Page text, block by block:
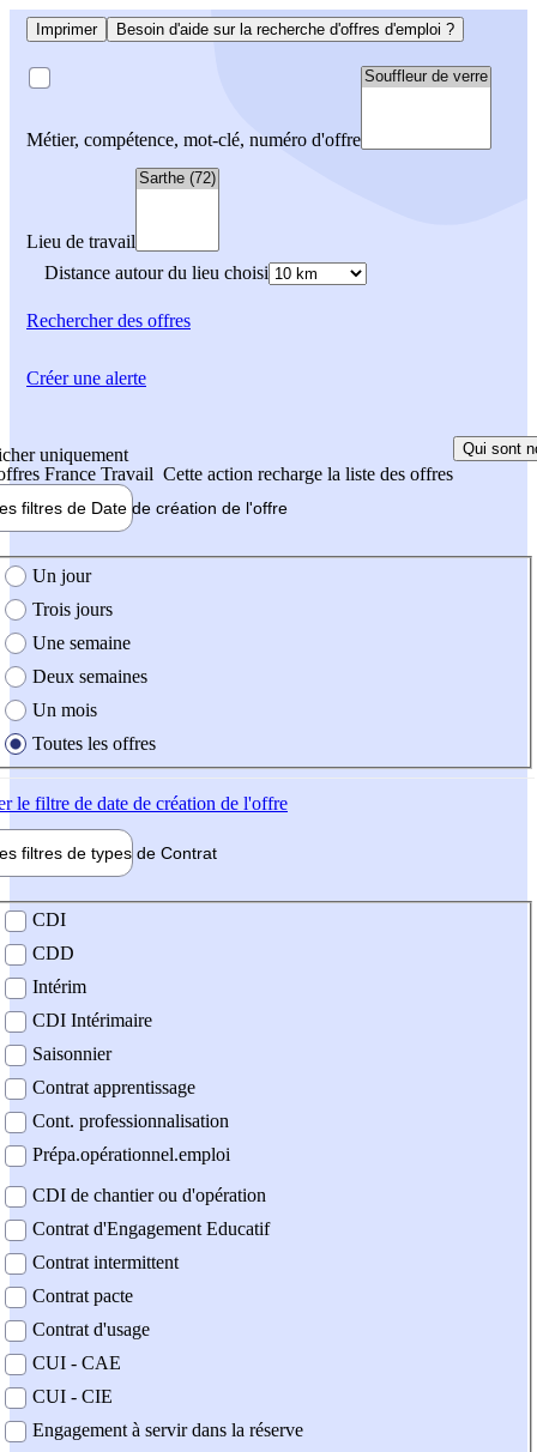
Imprimer Besoin d'aide sur la recherche d'offres d'emploi ?
Métier, compétence, mot-clé, numéro d'offre
Lieu de travail
Distance autour du lieu choisi
Rechercherdes offres
uniquement
France Travail Cette action recharge la liste des offres
Qui sont
filtres de Date de création de l'offre
création de l'offre
Un jour
Trois jours
Une semaine
Deux semaines
Un mois
Toutes les offres
le filtre de date de création de l'offre
filtres de types de Contrat
contrat
CDI
CDD
Intérim
CDI Intérimaire
Saisonnier
Contrat apprentissage
Cont. professionnalisation
Prépa.opérationnel.emploi
CDI de chantier ou d'opération
Contrat d'Engagement Educatif
Contrat intermittent
Contrat pacte
Contrat d'usage
CUI - CAE
CUI - CIE
Engagement à servir dans la réserve
Créer une alerte